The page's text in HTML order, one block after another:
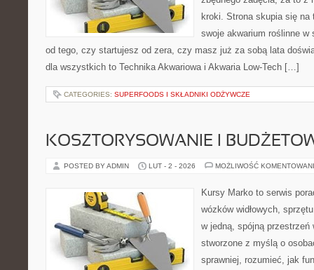
kroki. Strona skupia się na
swoje akwarium roślinne w
od tego, czy startujesz od zera, czy masz już za sobą lata
dla wszystkich to Technika Akwariowa i Akwaria Low-Tech […]
CATEGORIES: SUPERFOODS I SKŁADNIKI ODŻYWCZE
KOSZTORYSOWANIE I
POSTED BY ADMIN LUT - 2 - 2026 MOŻLIWOŚĆ
Kursy Marko to serwis
wózków widłowych,
w jedną, spójną przestrzeń
stworzone z myślą o
sprawniej, rozumieć, jak